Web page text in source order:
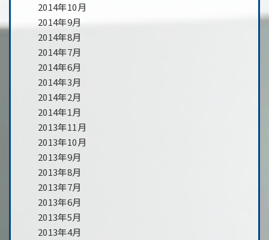
2014年10月
2014年9月
2014年8月
2014年7月
2014年6月
2014年3月
2014年2月
2014年1月
2013年11月
2013年10月
2013年9月
2013年8月
2013年7月
2013年6月
2013年5月
2013年4月